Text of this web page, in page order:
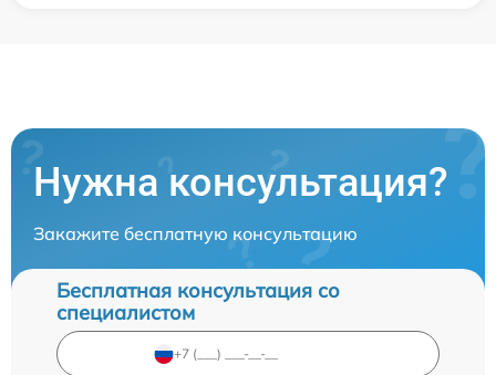
Нужна консультация?
Закажите бесплатную консультацию
Бесплатная консультация со
специалистом